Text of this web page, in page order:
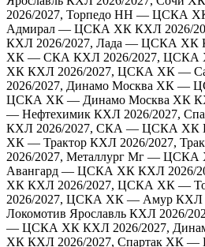
2026/2027, Торпедо НН — ЦСКА
Адмирал — ЦСКА ХК КХЛ 2026/
КХЛ 2026/2027, Лада — ЦСКА ХК
ХК — СКА КХЛ 2026/2027, ЦСКА
ХК КХЛ 2026/2027, ЦСКА ХК —
2026/2027, Динамо Москва ХК —
ЦСКА ХК — Динамо Москва ХК
— Нефтехимик КХЛ 2026/2027,
КХЛ 2026/2027, СКА — ЦСКА ХК
ХК — Трактор КХЛ 2026/2027,
2026/2027, Металлург Мг — ЦСКА
Авангард — ЦСКА ХК КХЛ 2026/
ХК КХЛ 2026/2027, ЦСКА ХК —
2026/2027, ЦСКА ХК — Амур КХЛ
Локомотив Ярославль КХЛ 2026/
— ЦСКА ХК КХЛ 2026/2027,
ХК КХЛ 2026/2027, Спартак ХК